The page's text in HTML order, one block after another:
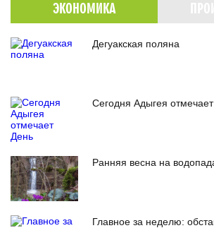
ЭКОНОМИКА
Дегуакская поляна
Сегодня Адыгея
Ранняя весна на
Главное за неделю: